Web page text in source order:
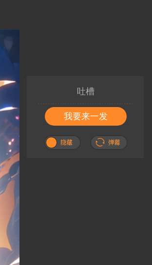
吐槽
我要来一发